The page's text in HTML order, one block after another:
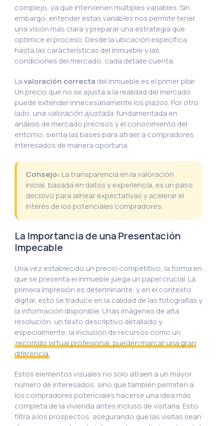
complejo, ya que intervienen múltiples variables. Sin
embargo, entender estas variables nos permite tener
una visión más clara y preparar una estrategia que
optimice el proceso. Desde la ubicación específica
hasta las características del inmueble y las
condiciones del mercado, cada detalle cuenta.
Lavaloración correcta del inmueble es el primer pilar.
Un precio que no se ajusta a la realidad del mercado
puede extender innecesariamente los plazos. Por otro
lado, una valoración ajustada, fundamentada en
análisis de mercado precisos y el conocimiento del
entorno, sienta las bases para atraer a compradores
interesados de manera oportuna.
Consejo: La transparencia en la valoración
inicial, basada en datos y experiencia, es un paso
decisivo para alinear expectativas y acelerar el
interés de los potenciales compradores.
La Importancia de una Presentación
Impecable
Una vez establecido un precio competitivo, la forma en
que se presenta el inmueble juega un papel crucial. La
primera impresión es determinante, y en el contexto
digital, esto se traduce en la calidad de las fotografías y
la información disponible. Unas imágenes de alta
resolución, un texto descriptivo detallado y,
especialmente, la inclusión de recursos como un
recorrido virtual profesional, pueden marcar una gran
diferencia.
Estos elementos visuales no solo atraen a un mayor
número de interesados, sino que también permiten a
los compradores potenciales hacerse una idea más
completa de la vivienda antes incluso de visitarla. Esto
filtra a los prospectos, asegurando que las visitas sean